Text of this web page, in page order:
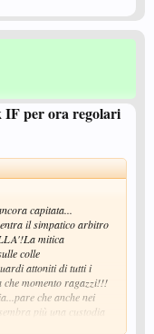
IF per ora regolari
capitata...
il simpatico arbitro
mitica
colle
attoniti di tutti i
che momento ragazzi!!!
che anche nei
più una custodia